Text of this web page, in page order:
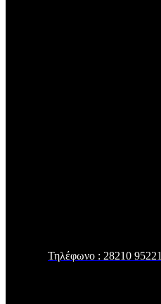
Τηλέφωνο : 28210 95221